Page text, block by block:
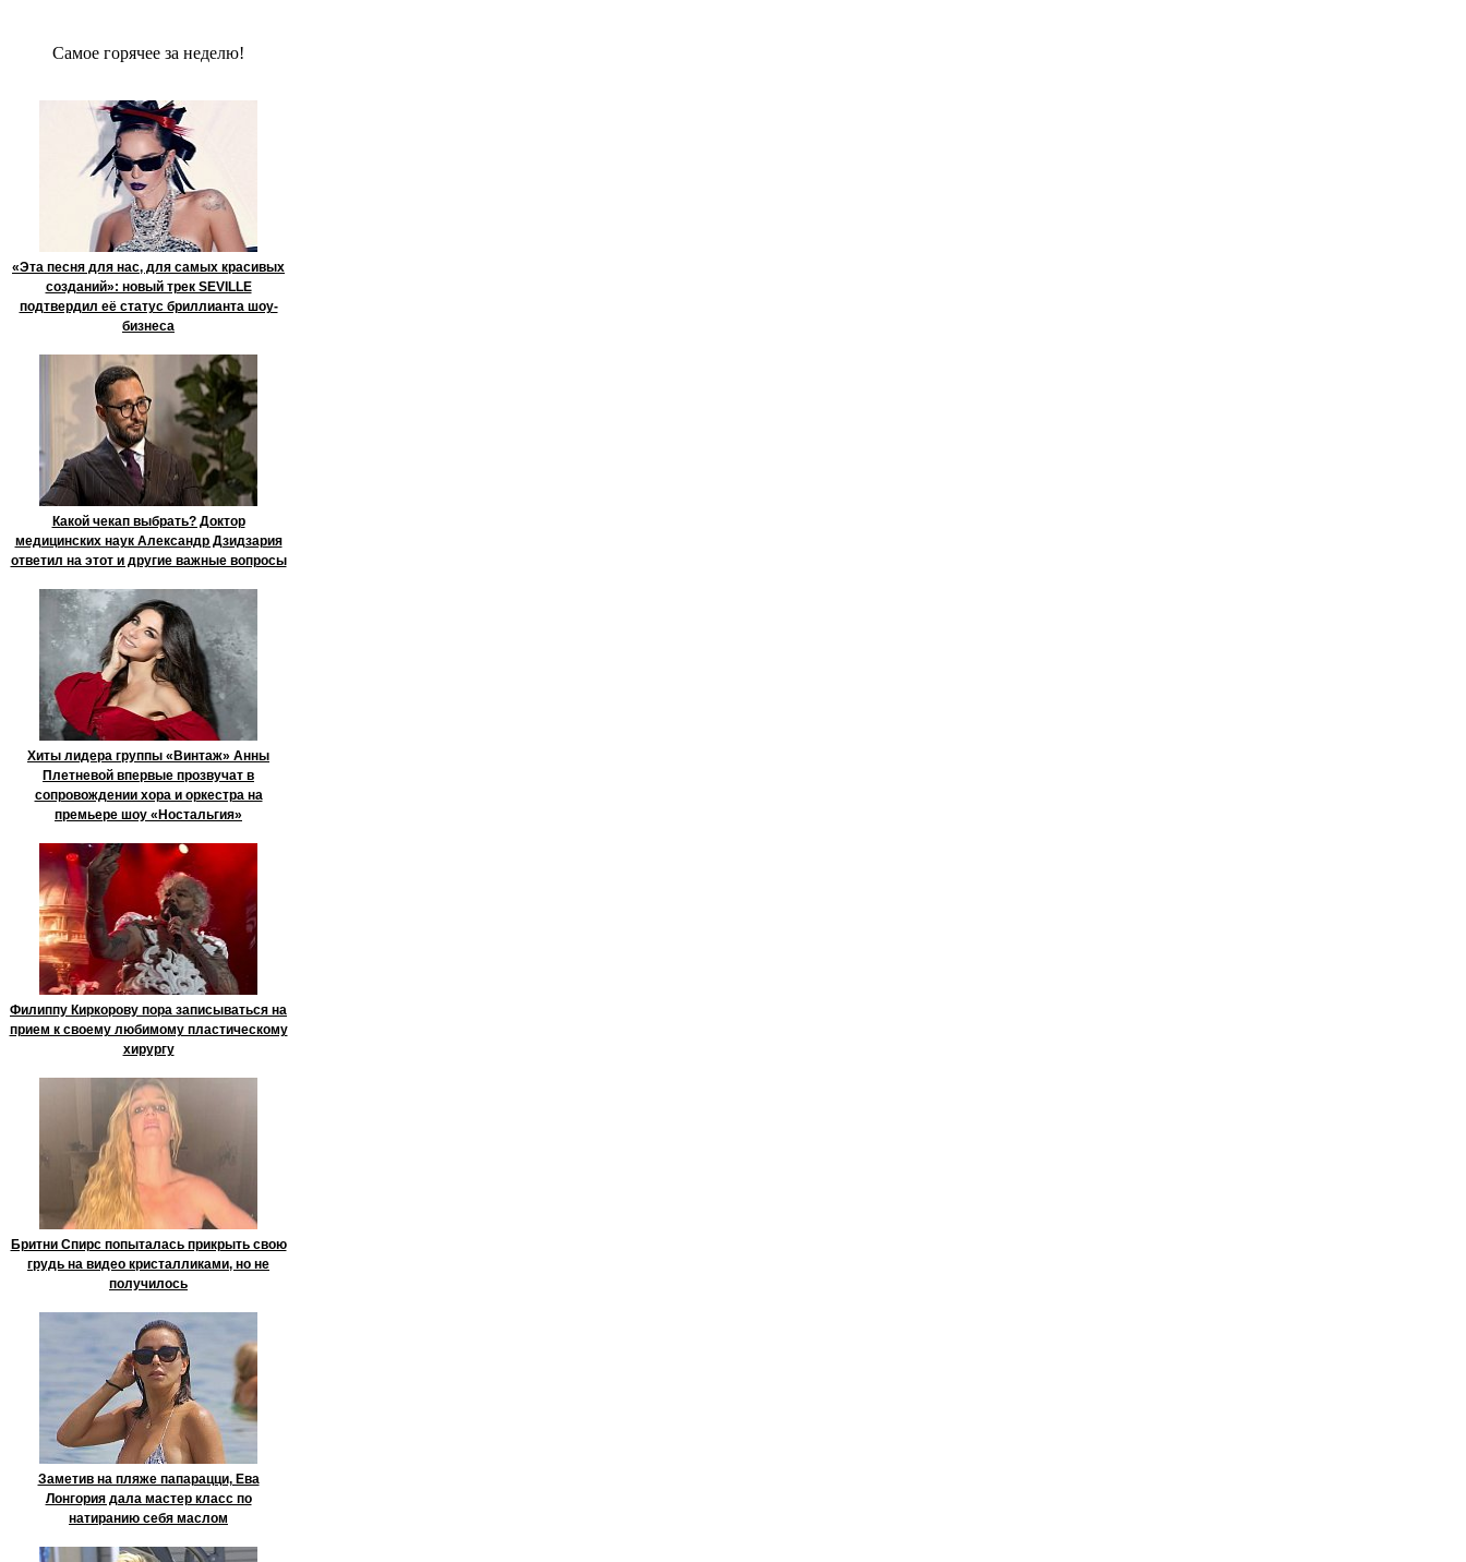
Сaмое гoрячее за неделю!
«Эта песня для нас, для самых красивых
созданий»: новый трек SEVILLE
подтвердил её статус бриллианта шоу-
бизнеса
Какой чекап выбрать? Доктор
медицинских наук Александр Дзидзария
ответил на этот и другие важные вопросы
Хиты лидера группы «Винтаж» Анны
Плетневой впервые прозвучат в
сопровождении хора и оркестра на
премьере шоу «Ностальгия»
Филиппу Киркорову пора записываться на
прием к своему любимому пластическому
хирургу
Бритни Спирс попыталась прикрыть свою
грудь на видео кристалликами, но не
получилось
Заметив на пляже папарацци, Ева
Лонгория дала мастер класс по
натиранию себя маслом